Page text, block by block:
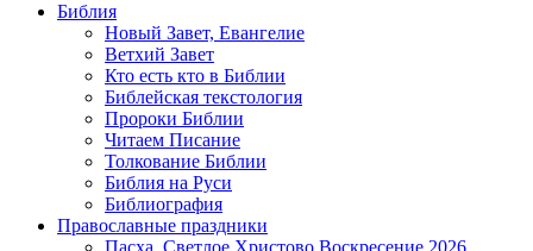
Библия
Новый Завет, Евангелие
Ветхий Завет
Кто есть кто в Библии
Библейская текстология
Пророки Библии
Читаем Писание
Толкование Библии
Библия на Руси
Библиография
Православные праздники